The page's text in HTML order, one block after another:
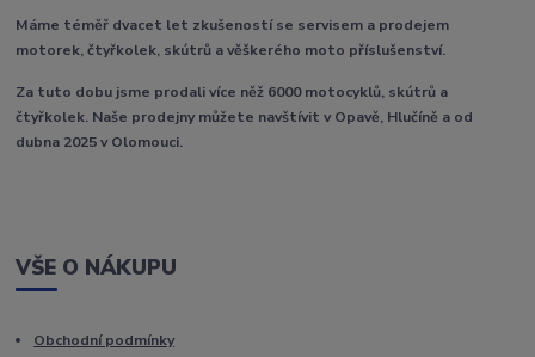
Máme téměř dvacet let zkušeností se servisem a prodejem
motorek, čtyřkolek, skútrů a věškerého moto příslušenství.
Za tuto dobu jsme prodali více něž 6000 motocyklů, skútrů a
čtyřkolek. Naše prodejny můžete navštívit v Opavě, Hlučíně a od
dubna 2025 v Olomouci.
VŠE O NÁKUPU
Obchodní podmínky